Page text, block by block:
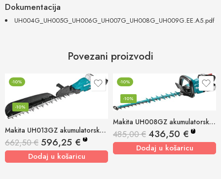
Dokumentacija
UH004G_UH005G_UH006G_UH007G_UH008G_UH009G.EE.A5.pdf
Povezani proizvodi
-10%
Makita UH013GZ akumulatorske škare za živicu 40v xgt, 600mm
-10%
662,50€ 596,25 € ?
Dodaj u košaricu
-10%
Makita UH008GZ akumulatorske škare za živicu 40v xgt, 600mm
-10%
485,00€ 436,50 € ?
Dodaj u košaricu